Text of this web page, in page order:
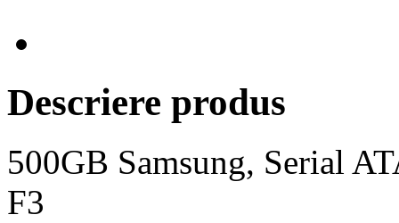
Descriere produs
500GB Samsung, Serial
F3